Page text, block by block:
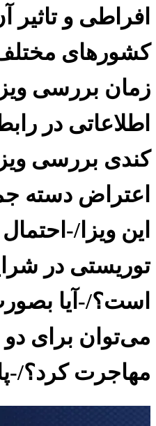
افراطی و تاثیر
کشورهای مختلف
اطلاعاتی در
اعتراض دسته
این ویزا/-
توریستی در
است؟/-آیا
می‌توان برای دو
مهاجرت کرد؟/-